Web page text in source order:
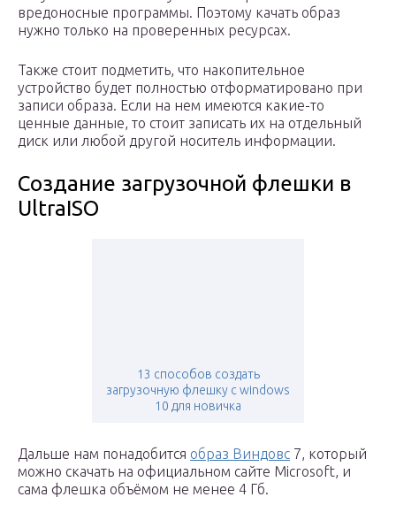
вредоносные программы. Поэтому качать образ
нужно только на проверенных ресурсах.
Также стоит подметить, что накопительное
устройство будет полностью отформатировано при
записи образа. Если на нем имеются какие-то
ценные данные, то стоит записать их на отдельный
диск или любой другой носитель информации.
Создание загрузочной флешки в
UltraISO
13 способов создать
загрузочную флешку с windows
10 для новичка
Дальше нам понадобится образ Виндовс 7, который
можно скачать на официальном сайте Microsoft, и
сама флешка объёмом не менее 4 Гб.